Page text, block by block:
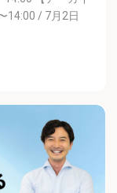
14:00 / 7月2日